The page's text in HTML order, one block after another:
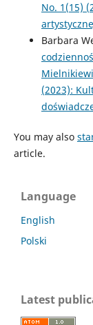
No. 1(15)
Barbara
(2023):
You may also
article.
Language
English
Polski
Latest